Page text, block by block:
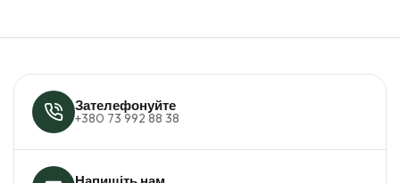
Зателефонуйте
+380 73 992 88 38